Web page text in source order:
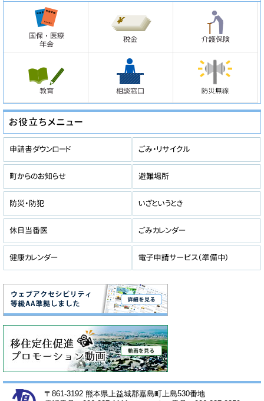
〒861-3192 熊本県上益城郡嘉島町上島530番地